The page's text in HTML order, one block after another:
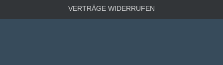
VERTRÄGE WIDERRUFEN